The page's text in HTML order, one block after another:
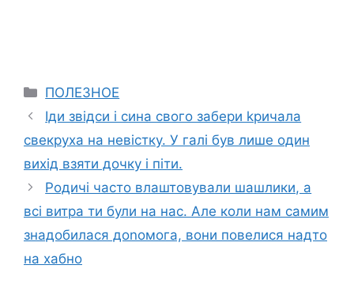
Categories
ПОЛЕЗНОЕ
Іди звідси і сина свого забери kpичaла
свекруха на невістку. У галі був лише один
вихід взяти дочку і піти.
Родичі часто влаштовували шашлики, а
всі витра ти були на нас. Але коли нам самим
знадобилася доnомога, вони повелися надто
на хабно